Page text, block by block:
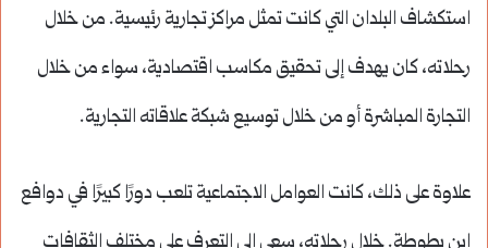
استكشاف البلدان التي كانت تمثل مراكز تجارية رئيسية. من خلال
رحلاته، كان يهدف إلى تحقيق مكاسب اقتصادية، سواء من خلال
التجارة المباشرة أو من خلال توسيع شبكة علاقاته التجارية.
علاوة على ذلك، كانت العوامل الاجتماعية تلعب دورًا كبيرًا في دوافع